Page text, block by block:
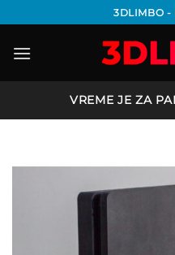
na
sadržaj
3DLIMBO -
VREME JE ZA